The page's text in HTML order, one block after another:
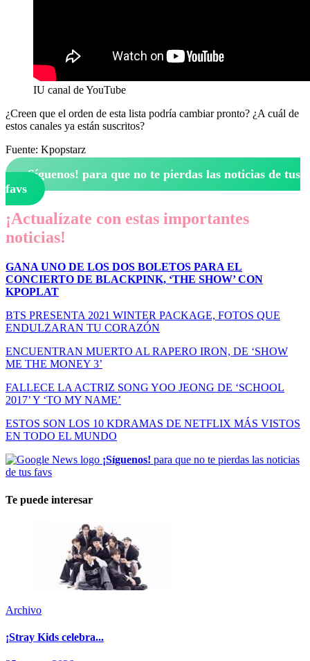
IU canal de YouTube
¿Creen que el orden de esta lista podría cambiar pronto? ¿A cuál de
estos canales ya están suscritos?
Fuente: Kpopstarz
¡Síguenos! para que no te pierdas las noticias de tus
favs
¡Actualízate con estas importantes
noticias!
GANA UNO DE LOS DOS BOLETOS PARA EL
CONCIERTO DE BLACKPINK, ‘THE SHOW’ CON
KPOPLAT
BTS PRESENTA 2021 WINTER PACKAGE, FOTOS QUE
ENDULZARAN TU CORAZÓN
ENCUENTRAN MUERTO AL RAPERO IRON, DE ‘SHOW
ME THE MONEY 3’
FALLECE LA ACTRIZ SONG YOO JEONG DE ‘SCHOOL
2017’ Y ‘TO MY NAME’
ESTOS SON LOS 10 KDRAMAS DE NETFLIX MÁS VISTOS
EN TODO EL MUNDO
¡Síguenos! para que no te pierdas las noticias
de tus favs
Te puede interesar
Archivo
¡Stray Kids celebra...